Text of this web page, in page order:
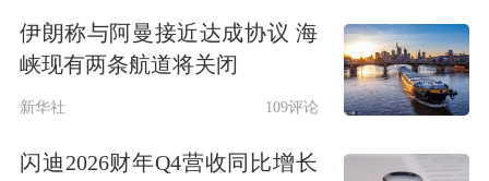
认为，与其继续扩大耐用消费品以旧换
新，不如将部分财政资金转向房地产贴
伊朗称与阿曼接近达成协议 海
峡现有两条航道将关闭
新华社 109评论
闪迪2026财年Q4营收同比增长